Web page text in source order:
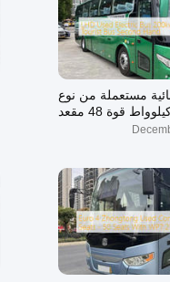
مستعملة من نوع
LHD 200 كيلوواط قوة 48 مقعد
سياحية مستعملة